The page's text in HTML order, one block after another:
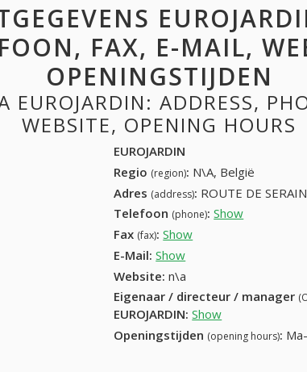
FAX, E-MAIL,
OPENINGSTIJDEN
EUROJARDIN: ADDRESS,
WEBSITE, OPENING HOURS
EUROJARDIN
Regio (region): N\A, België
Adres (address): ROUTE DE
Telefoon (phone): Show
Fax (fax): Show
E-Mail: Show
Website: n\a
Eigenaar / directeur / manager
EUROJARDIN: Show
Openingstijden (opening hours):